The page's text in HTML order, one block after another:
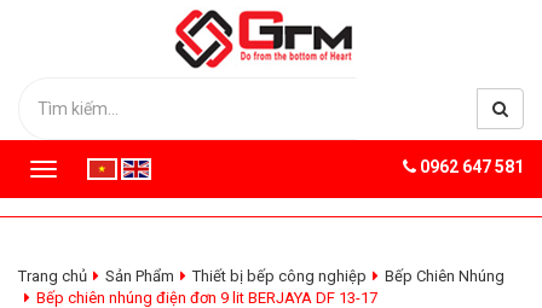
T
o
g
e
0962 647 581
Trang chủ Sản Phẩm Thiết bị bếp công nghiệp
Bếp Chiên Nhúng
Bếp chiên nhúng điện đơn 9 lit BERJAYA DF 13-17